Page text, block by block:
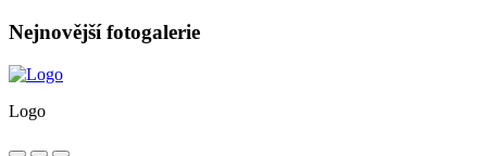
Nejnovější fotogalerie
Logo